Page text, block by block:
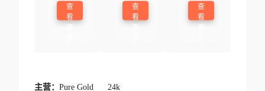
查
看
查
看
查
看
主营： Pure Gold 24k